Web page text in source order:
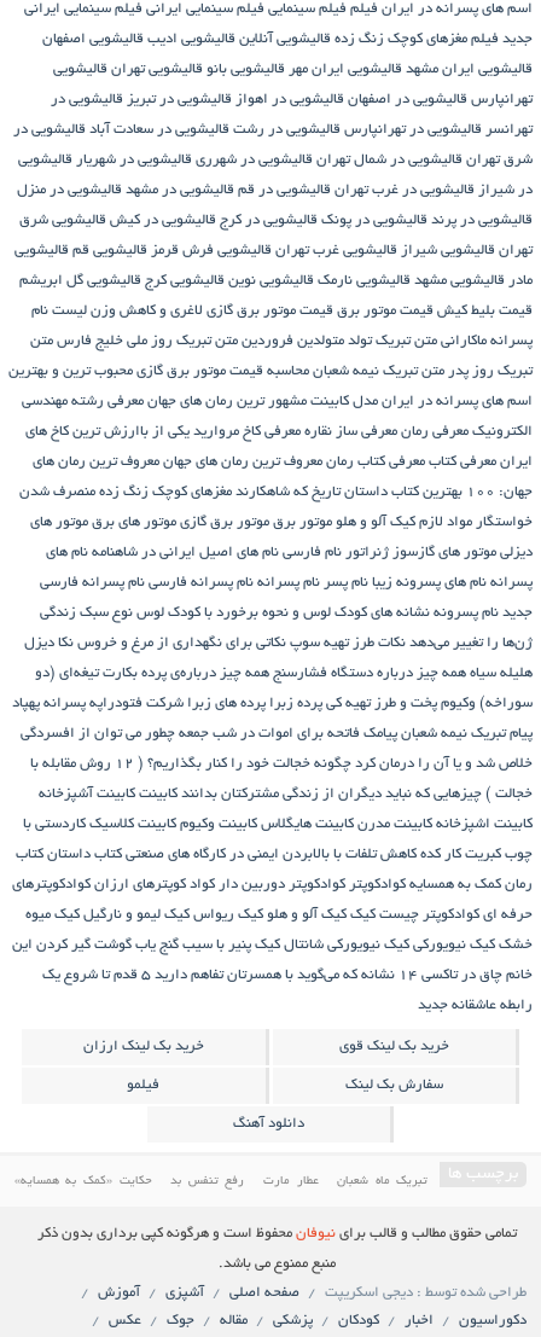
اسم های پسرانه در ایران فیلم فیلم سینمایی فیلم سینمایی ایرانی فیلم سینمایی ایرانی
جدید فیلم مغزهای کوچک زنگ زده قالیشویی آنلاین قالیشویی ادیب قالیشویی اصفهان
قالیشویی ایران مشهد قالیشویی ایران مهر قالیشویی بانو قالیشویی تهران قالیشویی
تهرانپارس قالیشویی در اصفهان قالیشویی در اهواز قالیشویی در تبریز قالیشویی در
تهرانسر قالیشویی در تهرانپارس قالیشویی در رشت قالیشویی در سعادت آباد قالیشویی در
شرق تهران قالیشویی در شمال تهران قالیشویی در شهرری قالیشویی در شهریار قالیشویی
در شیراز قالیشویی در غرب تهران قالیشویی در قم قالیشویی در مشهد قالیشویی در منزل
قالیشویی در پرند قالیشویی در پونک قالیشویی در کرج قالیشویی در کیش قالیشویی شرق
تهران قالیشویی شیراز قالیشویی غرب تهران قالیشویی فرش قرمز قالیشویی قم قالیشویی
مادر قالیشویی مشهد قالیشویی نارمک قالیشویی نوین قالیشویی کرج قالیشویی گل ابریشم
قیمت بلیط کیش قیمت موتور برق قیمت موتور برق گازی لاغری و کاهش وزن لیست نام
پسرانه ماکارانی متن تبریک تولد متولدین فروردین متن تبریک روز ملی خلیج فارس متن
تبریک روز پدر متن تبریک نیمه شعبان محاسبه قیمت موتور برق گازی محبوب ترین و بهترین
اسم های پسرانه در ایران مدل کابینت مشهور ترین رمان های جهان معرفی رشته مهندسی
الکترونیک معرفی رمان معرفی ساز نقاره معرفی کاخ مروارید یکی از باارزش ترین کاخ های
ایران معرفی کتاب معرفی کتاب رمان معروف ترین رمان های جهان معروف ترین رمان های
جهان: ۱۰۰ بهترین کتاب داستان تاریخ که شاهکارند
مغزهای کوچک زنگ زده منصرف شدن
خواستگار مواد لازم کیک آلو و هلو موتور برق موتور برق گازی موتور های برق موتور های
دیزلی موتور های گازسوز ژنراتور نام فارسی نام های اصیل ایرانی در شاهنامه نام های
پسرانه نام های پسرونه زیبا نام پسر نام پسرانه نام پسرانه فارسی نام پسرانه فارسی
جدید نام پسرونه نشانه های کودک لوس و نحوه برخورد با کودک لوس نوع سبک زندگی
ژن‌ها را تغییر می‌دهد نکات طرز تهیه سوپ نکاتی برای نگهداری از مرغ و خروس نکا دیزل
هلیله سیاه همه چیز درباره دستگاه فشارسنج همه چیز درباره‌ی پرده بکارت تیغه‌ای (دو
سوراخه) وکیوم پخت و طرز تهیه کی پرده زبرا پرده های زبرا شرکت فتودراپه پسرانه پهپاد
پیام تبریک نیمه شعبان پیامک فاتحه برای اموات در شب جمعه چطور می توان از افسردگی
خلاص شد و یا آن را درمان کرد
چگونه خجالت خود را کنار بگذاریم؟ ( 12 روش مقابله با
خجالت ) چیزهایی که نباید دیگران از زندگی مشترکتان بدانند کابینت کابینت آشپزخانه
کابینت اشپزخانه کابینت مدرن کابینت هایگلاس کابینت وکیوم کابینت کلاسیک کاردستی با
چوب کبریت کار کده کاهش تلفات با بالابردن ایمنی در کارگاه های صنعتی کتاب داستان کتاب
رمان کمک به همسایه کوادکوپتر کوادکوپتر دوربین دار کواد کوپترهای ارزان کوادکوپترهای
حرفه ای کوادکوپتر چیست کیک کیک آلو و هلو کیک ریواس کیک لیمو و نارگیل کیک میوه
خشک کیک نیویورکی کیک نیویورکی شانتال کیک پنیر با سیب گنج‌ یاب گوشت گیر کردن این
خانم چاق در تاکسی ۱۴ نشانه که می‌گوید با همسرتان تفاهم دارید
۵ قدم تا شروع یک
رابطه عاشقانه جدید
خرید بک لینک قوی خرید بک لینک ارزان
سفارش بک لینک فیلمو
دانلود آهنگ
برچسب ها تبریک ماه شعبان عطار مارت رفع تنفس بد حکایت «کمک به همسایه»
معرفی کاخ مروارید یکی از باارزش ترین کاخ های
ایران دانلود فیلم ایرانی جدید کیک ریواس کیک
تمامی حقوق مطالب و قالب برای نیوفانمحفوظ است و هرگونه کپی برداری بدون ذکر
منبع ممنوع می باشد.
طراحی شده توسط : دیجی اسکریپت
صفحه اصلی آشپزی
آموزش
دکوراسیون
اخبار کودکان پزشکی مقاله جوک عکس